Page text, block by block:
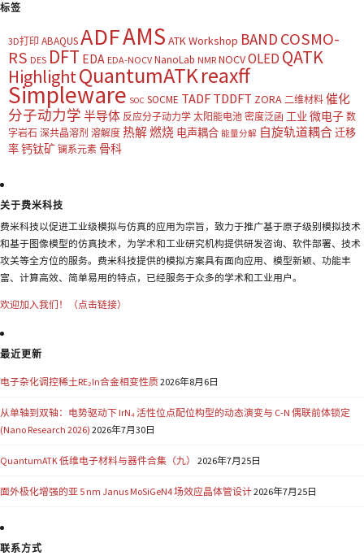
标签
3D打印 ABAQUSADFAMS ATK Workshop BAND COSMO-
RS DES DFT EDA EDA-NOCV NanoLab NMR NOCVOLED QATK
HighlightQuantumATKreaxff
Simpleware SOC SOCME TADF TDDFT ZORA 二维材料 催化
分子动力学 半导体 反应分子动力学 太阳能电池 密度泛函 工业 微电子 数
字岩石 深共晶溶剂 溶解度 热解燃烧 电声耦合 能量分解 自旋轨道耦合迁移
率钙钛矿 镧系元素 骨科
关于费米科技
费米科技以促进工业级模拟与仿真的应用为宗旨，致力于推广基于原子级别模拟技术
和基于图像模型的仿真技术，为学术和工业研究机构提供研发咨询、软件部署、技术
攻关等全方位的服务。费米科技提供的模拟方案具有面向应用、模型新颖、功能丰
富、计算高效、简单易用的特点，已经服务于众多的学术和工业用户。
欢迎加入我们！（点击链接）
最近更新
电子杂化调控稀土RE₂In合金相变性质2026年8月6日
从单轴到双轴：电势驱动下 IrN₄ 活性位点配位构型的动态演变与 C-N 偶联前体锁定
(Nano Research 2026) 2026年7月30日
QuantumATK 低维电子材料与器件合集（九） 2026年7月25日
面外极化增强的亚 5 nm Janus MoSiGeN4 场效应晶体管设计2026年7月25日
联系方式